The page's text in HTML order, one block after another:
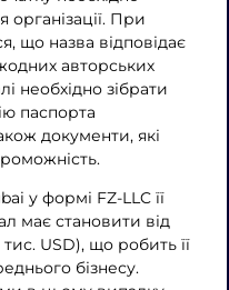
організації. При
що назва відповідає
авторських
необхідно зібрати
паспорта
документи, які
у формі FZ-LLC її
має становити від
USD), що робить її
бізнесу.